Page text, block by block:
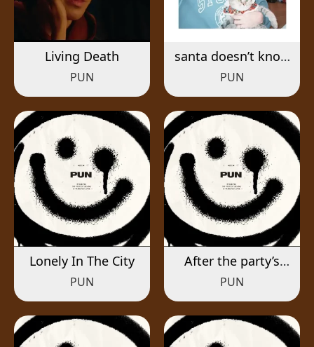
Living Death
PUN
santa doesn’t know
you like i do
PUN
Lonely In The City
PUN
After the party’s
over
PUN